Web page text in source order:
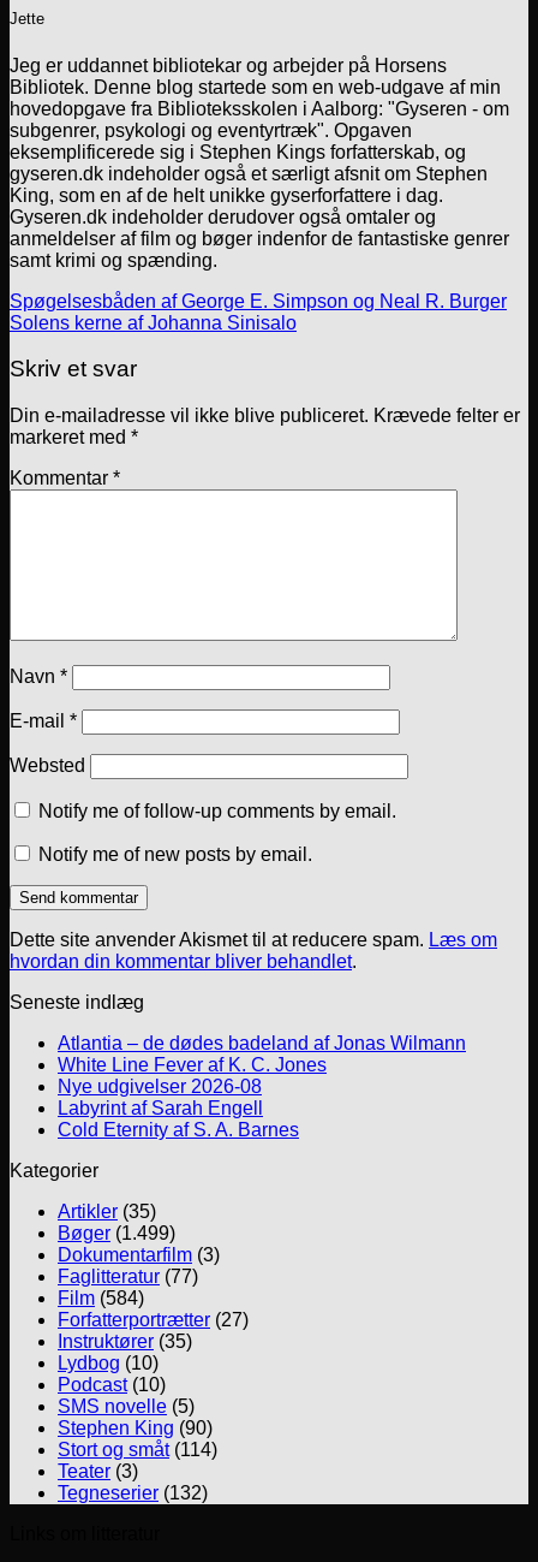
Jette
Jeg er uddannet bibliotekar og arbejder på Horsens
Bibliotek. Denne blog startede som en web-udgave af min
hovedopgave fra Biblioteksskolen i Aalborg: "Gyseren - om
subgenrer, psykologi og eventyrtræk". Opgaven
eksemplificerede sig i Stephen Kings forfatterskab, og
gyseren.dk indeholder også et særligt afsnit om Stephen
King, som en af de helt unikke gyserforfattere i dag.
Gyseren.dk indeholder derudover også omtaler og
anmeldelser af film og bøger indenfor de fantastiske genrer
samt krimi og spænding.
Spøgelsesbåden af George E. Simpson og Neal R. Burger
Solens kerne af Johanna Sinisalo
Skriv et svar
Din e-mailadresse vil ikke blive publiceret. Krævede felter er
markeret med *
Kommentar *
Navn *
E-mail *
Websted
Notify me of follow-up comments by email.
Notify me of new posts by email.
Dette site anvender Akismet til at reducere spam. Læs om
hvordan din kommentar bliver behandlet.
Seneste indlæg
Atlantia – de dødes badeland af Jonas Wilmann
White Line Fever af K. C. Jones
Nye udgivelser 2026-08
Labyrint af Sarah Engell
Cold Eternity af S. A. Barnes
Kategorier
Artikler (35)
Bøger (1.499)
Dokumentarfilm (3)
Faglitteratur (77)
Film (584)
Forfatterportrætter (27)
Instruktører (35)
Lydbog (10)
Podcast(10)
SMS novelle (5)
Stephen King (90)
Stort og småt(114)
Teater (3)
Tegneserier (132)